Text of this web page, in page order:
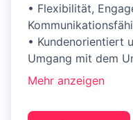
• Flexibilität,
• Kundenorientiert
Umgang mit dem
Mehr anzeigen